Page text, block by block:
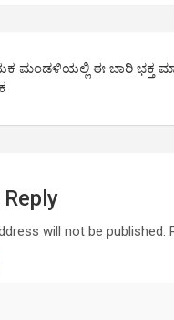
s
p
e
n
g
m
e
ಮಂಡಳಿಯಲ್ಲಿ ಈ ಬಾರಿ ಭಕ್ತ
will not be published.